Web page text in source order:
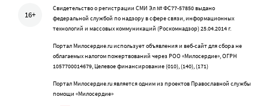
16+
Свидетельство о регистрации СМИ Эл № ФС77-57850 выдано
федеральной службой по надзору в сфере связи, информационных
технологий и массовых коммуникаций (Роскомнадзор) 25.04.2014 г.
Портал Милосердие.ru использует объявления и веб-сайт для сбора не
облагаемых налогом пожертвований через РОО «Милосердие», ОГРН
1057700014679, Целевое финансирование (010), (140), (171)
Портал Милосердие.ru является одним из проектов Православной службы
помощи «Милосердие»